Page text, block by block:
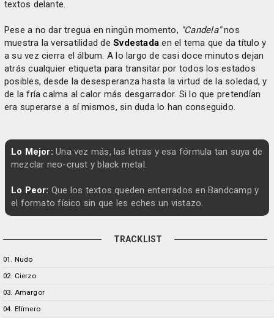
textos delante.
Pese a no dar tregua en ningún momento, "Candela"nos
muestra la versatilidad deSvdestada en el tema que da título y
a su vez cierra el álbum. A lo largo de casi doce minutos dejan
atrás cualquier etiqueta para transitar por todos los estados
posibles, desde la desesperanza hasta la virtud de la soledad, y
de la fría calma al calor más desgarrador. Si lo que pretendían
era superarse a sí mismos, sin duda lo han conseguido.
Lo Mejor: Una vez más, las letras y esa fórmula tan suya de
mezclar neo-crust y black metal.
Lo Peor: Que los textos queden enterrados en Bandcamp y
el formato físico sin que les eches un vistazo.
TRACKLIST
01. Nudo
02. Cierzo
03. Amargor
04. Efímero